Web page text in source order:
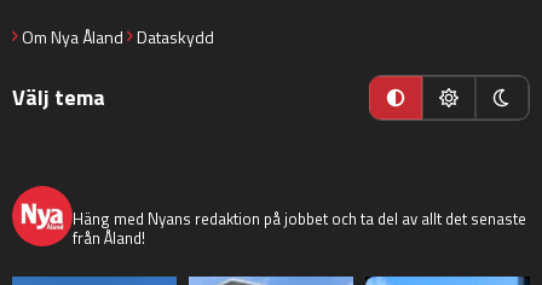
Om Nya Åland Dataskydd
Välj tema
Häng med Nyans redaktion på jobbet och ta del av allt det senaste
från Åland!